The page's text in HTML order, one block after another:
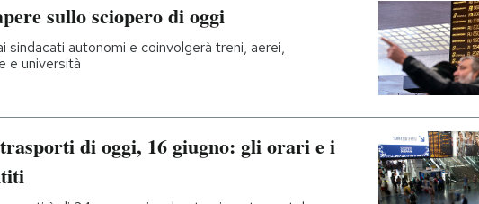
sullo sciopero di oggi
sindacati autonomi e coinvolgerà treni, aerei,
e università
di oggi, 16 giugno: gli orari e i